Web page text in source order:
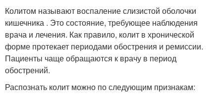
Колитом называют воспаление слизистой оболочки
кишечника . Это состояние, требующее наблюдения
врача и лечения. Как правило, колит в хронической
форме протекает периодами обострения и ремиссии.
Пациенты чаще обращаются к врачу в период
обострений.
Распознать колит можно по следующим признакам: